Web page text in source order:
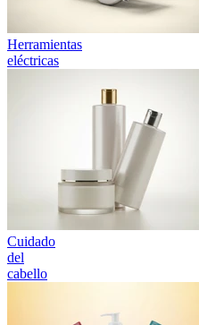
Herramientas
eléctricas
Cuidado
del
cabello